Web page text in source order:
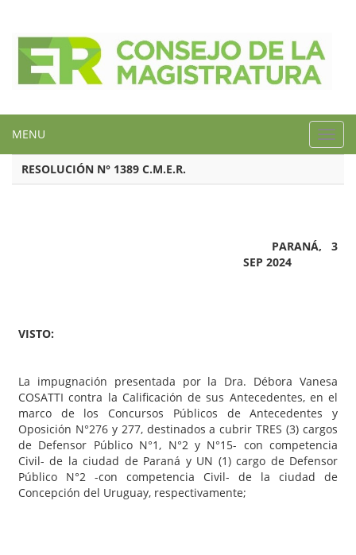
MENU
RESOLUCIÓN N° 1389 C.M.E.R.
PARANÁ, 3
SEP 2024
VISTO:
La impugnación presentada por la Dra. Débora Vanesa
COSATTI contra la Calificación de sus Antecedentes, en el
marco de los Concursos Públicos de Antecedentes y
Oposición N°276 y 277, destinados a cubrir TRES (3) cargos
de Defensor Público N°1, N°2 y N°15- con competencia
Civil- de la ciudad de Paraná y UN (1) cargo de Defensor
Público N°2 -con competencia Civil- de la ciudad de
Concepción del Uruguay, respectivamente;